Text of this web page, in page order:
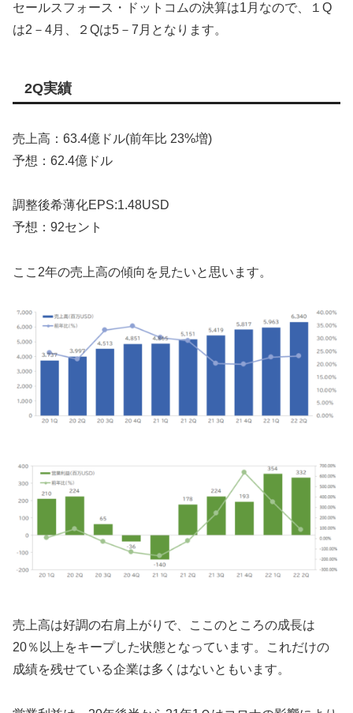
セールスフォース・ドットコムの決算は1月なので、１Q
は2－4月、２Qは5－7月となります。
2Q実績
売上高：63.4億ドル(前年比 23%増)
予想：62.4億ドル
調整後希薄化EPS:1.48USD
予想：92セント
ここ2年の売上高の傾向を見たいと思います。
売上高は好調の右肩上がりで、ここのところの成長は
20％以上をキープした状態となっています。これだけの
成績を残せている企業は多くはないともいます。